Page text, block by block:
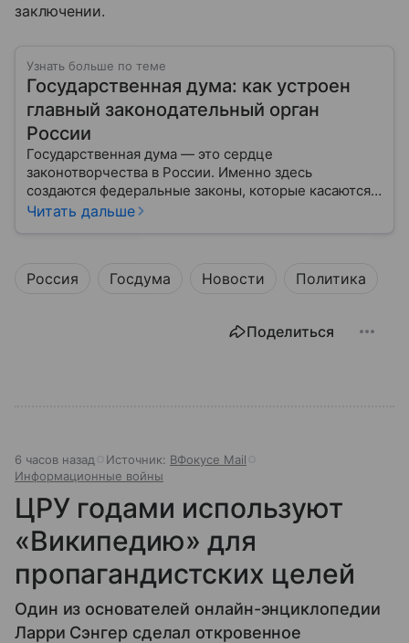
заключении.
Узнать больше по теме
Государственная дума: как устроен
главный законодательный орган
России
Государственная дума — это сердце
законотворчества в России. Именно здесь
создаются федеральные законы, которые касаются
жизни каждого гражданина: от образования и
Читать дальше
Россия Госдума Новости Политика
Поделиться
6 часов назад Источник: ВФокусе Mail
Информационные войны
ЦРУ годами используют
«Википедию» для
пропагандистских целей
Один из основателей онлайн-энциклопедии
Ларри Сэнгер сделал откровенное